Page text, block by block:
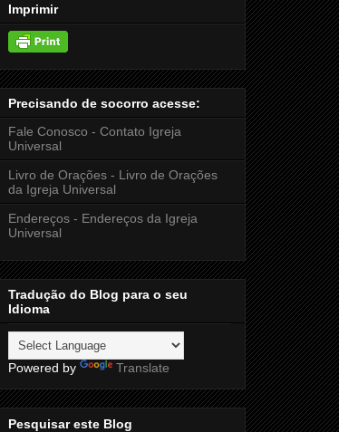
Imprimir
Precisando de socorro acesse:
Fale Conosco - Contato Igreja
Universal
Livro de Orações - Livro de Orações
da Igreja Universal
Endereços - Endereços da Igreja
Universal
Tradução do Blog para o seu
Idioma
Powered by Translate
Pesquisar este Blog